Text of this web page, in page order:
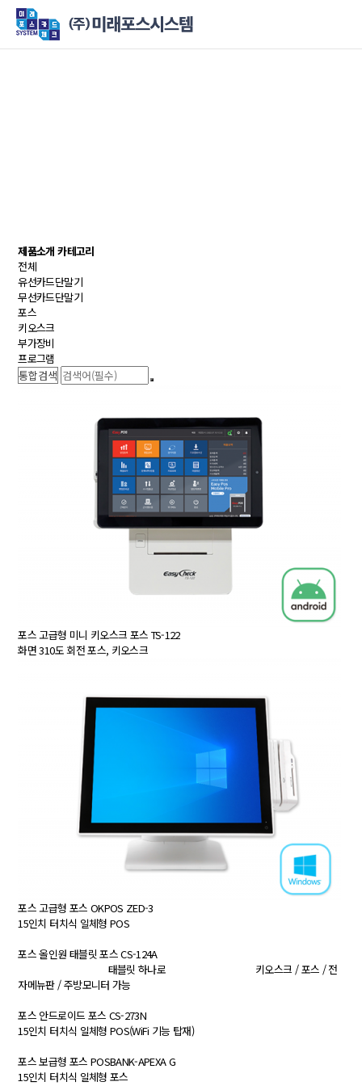
제품소개 카테고리
전체
유선카드단말기
무선카드단말기
포스
키오스크
부가장비
프로그램
포스고급형 미니 키오스크 포스 TS-122
화면 310도 회전 포스, 키오스크
포스고급형 포스 OKPOS ZED-3
15인치 터치식 일체형 POS
포스올인원 태블릿 포스 CS-124A
태블릿 하나로 키오스크 / 포스 / 전
자메뉴판 / 주방모니터 가능
포스 안드로이드 포스 CS-273N
15인치 터치식 일체형 POS(WiFi 기능 탑재)
포스보급형 포스 POSBANK-APEXA G
15인치 터치식 일체형 포스